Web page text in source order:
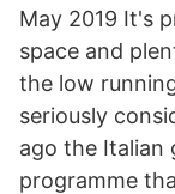
May 2019 It's
space and
the low
seriously
ago the Italian
programme